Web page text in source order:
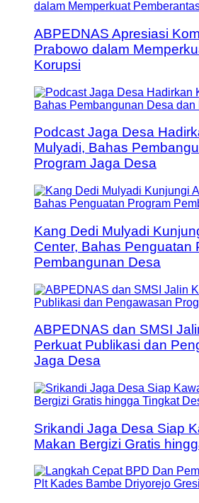
ABPEDNAS Apresiasi
Prabowo dalam
Korupsi
Podcast Jaga Desa
Mulyadi, Bahas
Program Jaga Desa
Kang Dedi Mulyadi
Center, Bahas Penguatan
Pembangunan Desa
ABPEDNAS dan SMSI
Perkuat Publikasi dan
Jaga Desa
Srikandi Jaga Desa Siap
Makan Bergizi Gratis